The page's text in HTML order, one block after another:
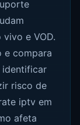
e VOD.
e compara
identificar
risco de
iptv em
afeta